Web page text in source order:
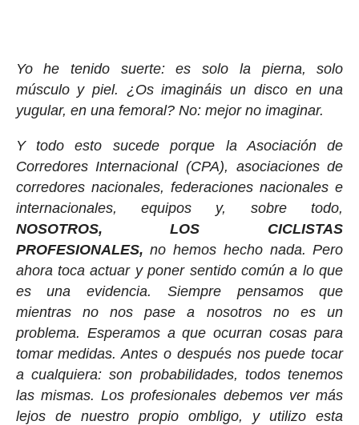
Yo he tenido suerte: es solo la pierna, solo
músculo y piel. ¿Os imagináis un disco en una
yugular, en una femoral? No: mejor no imaginar.
Y todo esto sucede porque la Asociación de
Corredores Internacional (CPA), asociaciones de
corredores nacionales, federaciones nacionales e
internacionales, equipos y, sobre todo,
NOSOTROS, LOS CICLISTAS
PROFESIONALES, no hemos hecho nada. Pero
ahora toca actuar y poner sentido común a lo que
es una evidencia. Siempre pensamos que
mientras no nos pase a nosotros no es un
problema. Esperamos a que ocurran cosas para
tomar medidas. Antes o después nos puede tocar
a cualquiera: son probabilidades, todos tenemos
las mismas. Los profesionales debemos ver más
lejos de nuestro propio ombligo, y utilizo esta